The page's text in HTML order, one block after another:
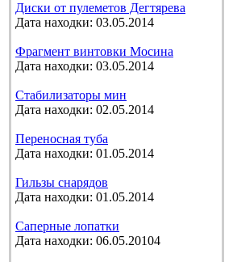
Диски от пулеметов Дегтярева
Дата находки: 03.05.2014
Фрагмент винтовки Мосина
Дата находки: 03.05.2014
Стабилизаторы мин
Дата находки: 02.05.2014
Переносная туба
Дата находки: 01.05.2014
Гильзы снарядов
Дата находки: 01.05.2014
Саперные лопатки
Дата находки: 06.05.20104